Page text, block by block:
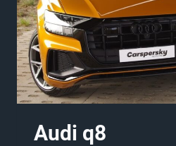
Audi q8